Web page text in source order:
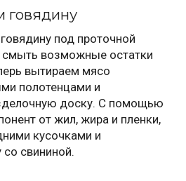
говядину
под проточной
смыть возможные остатки
вытираем мясо
полотенцами и
доску. С помощью
от жил, жира и пленки,
кусочками и
свининой.